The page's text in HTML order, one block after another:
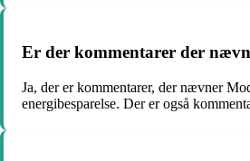
Er der kommentarer der
Ja, der er kommentarer, der nævner
energibesparelse. Der er også